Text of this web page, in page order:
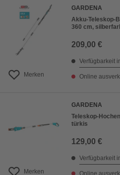
Merken
GARDENA
Akku-Teleskop-
360 cm,
209,00 €
Verfügbarkeit
Online
Merken
GARDENA
Teleskop-
türkis
129,00 €
Verfügbarkeit